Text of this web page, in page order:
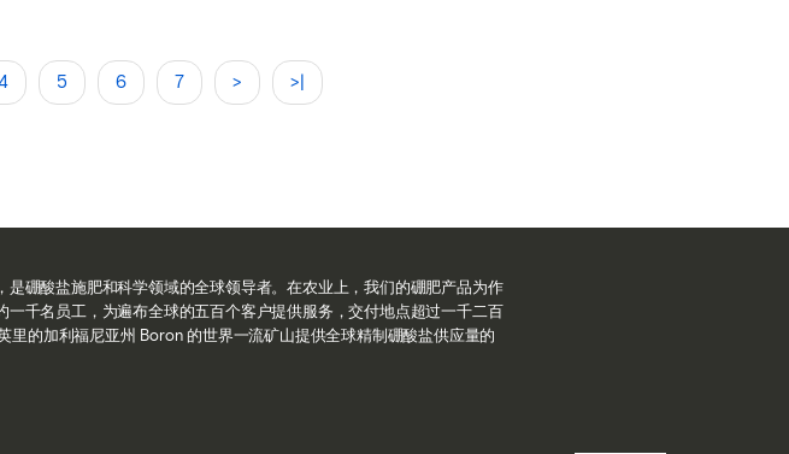
5 6 7 > >|
是硼酸盐施肥和科学领域的全球领导者。在农业上，我们的硼肥产品为作
一千名员工，为遍布全球的五百个客户提供服务，交付地点超过一千二百
里的加利福尼亚州 Boron 的世界一流矿山提供全球精制硼酸盐供应量的